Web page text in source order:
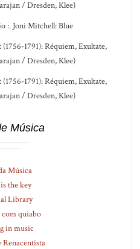
/ Dresden, Klee)
:. Joni Mitchell: Blue
1791): Réquiem, Exultate,
/ Dresden, Klee)
1791): Réquiem, Exultate,
/ Dresden, Klee)
Música
Música
the key
Library
quiabo
in music